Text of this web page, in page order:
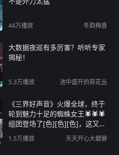
44万播放 冬韵梅香
大数据夜巡有多厉害？听听专家
揭秘！
5.3万播放 池中盛开的荷花丛
《三界好声音》火爆全球，终于
轮到魅力十足的蜘蛛女王🕷️🕷️🕷️
组团登场了[色][色][色]，这又唱
又跳的，直接气场全开，把坐在
台下的太白都直接看迷糊了
1.5万播放 天天开心大貔貅